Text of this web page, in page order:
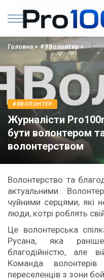
Головна> #ЯВолонтер>
#ЯВОЛОНТЕР
Журналісти
бути волонтером
волонтерством
Волонтерство та
актуальними.
чуйними серцями, які
люди, котрі роблять
Це волонтерська
Русана, яка
благодійністю, але
Команда
переселенців з зони